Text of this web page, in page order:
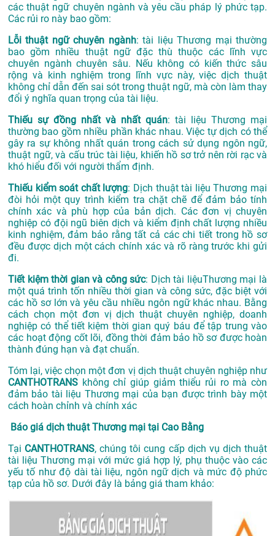
các thuật ngữ chuyên ngành và yêu cầu pháp lý phức tạp.
Các rủi ro này bao gồm:
Lỗi thuật ngữ chuyên ngành: tài liệu Thương mại thường
bao gồm nhiều thuật ngữ đặc thù thuộc các lĩnh vực
chuyên ngành chuyên sâu. Nếu không có kiến thức sâu
rộng và kinh nghiệm trong lĩnh vực này, việc dịch thuật
không chỉ dẫn đến sai sót trong thuật ngữ, mà còn làm thay
đổi ý nghĩa quan trọng của tài liệu.
Thiếu sự đồng nhất và nhất quán: tài liệu Thương mại
thường bao gồm nhiều phần khác nhau. Việc tự dịch có thể
gây ra sự không nhất quán trong cách sử dụng ngôn ngữ,
thuật ngữ, và cấu trúc tài liệu, khiến hồ sơ trở nên rời rạc và
khó hiểu đối với người thẩm định.
Thiếu kiểm soát chất lượng: Dịch thuật tài liệu Thương mại
đòi hỏi một quy trình kiểm tra chặt chẽ để đảm bảo tính
chính xác và phù hợp của bản dịch. Các đơn vị chuyên
nghiệp có đội ngũ biên dịch và kiểm định chất lượng nhiều
kinh nghiệm, đảm bảo rằng tất cả các chi tiết trong hồ sơ
đều được dịch một cách chính xác và rõ ràng trước khi gửi
đi.
Tiết kiệm thời gian và công sức: Dịch tài liệuThương mại là
một quá trình tốn nhiều thời gian và công sức, đặc biệt với
các hồ sơ lớn và yêu cầu nhiều ngôn ngữ khác nhau. Bằng
cách chọn một đơn vị dịch thuật chuyên nghiệp, doanh
nghiệp có thể tiết kiệm thời gian quý báu để tập trung vào
các hoạt động cốt lõi, đồng thời đảm bảo hồ sơ được hoàn
thành đúng hạn và đạt chuẩn.
Tóm lại, việc chọn một đơn vị dịch thuật chuyên nghiệp như
CANTHOTRANS không chỉ giúp giảm thiểu rủi ro mà còn
đảm bảo tài liệu Thương mại của bạn được trình bày một
cách hoàn chỉnh và chính xác
Báo giá dịch thuật Thương mại tại Cao Bằng
Tại CANTHOTRANS, chúng tôi cung cấp dịch vụ dịch thuật
tài liệu Thương mại với mức giá hợp lý, phụ thuộc vào các
yếu tố như độ dài tài liệu, ngôn ngữ dịch và mức độ phức
tạp của hồ sơ. Dưới đây là bảng giá tham khảo: